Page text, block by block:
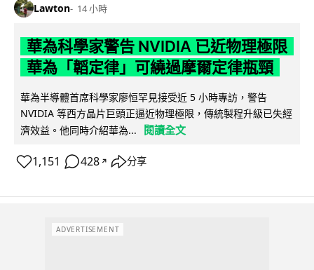
Lawton 14 小時
華為科學家警告 NVIDIA 已近物理極限
華為「韜定律」可繞過摩爾定律瓶頸
華為半導體首席科學家廖恒罕見接受近 5 小時專訪，警告
NVIDIA 等西方晶片巨頭正逼近物理極限，傳統製程升級已失經
濟效益。他同時介紹華為...
閱讀全文
1,151 428 ↗ 分享
ADVERTISEMENT